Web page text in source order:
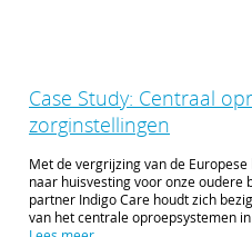
Case Study: Centraal
zorginstellingen
Met de vergrijzing van de
naar huisvesting voor onze oudere
partner Indigo Care houdt zich
van het centrale oproepsystemen